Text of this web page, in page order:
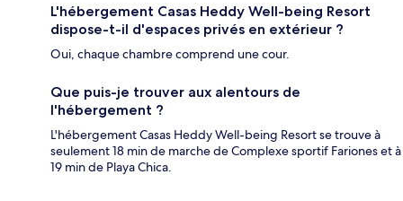
L'hébergement Casas Heddy Well-being Resort
dispose-t-il d'espaces privés en extérieur ?
Oui, chaque chambre comprend une cour.
Que puis-je trouver aux alentours de
l'hébergement ?
L'hébergement Casas Heddy Well-being Resort se trouve à
seulement 18 min de marche de Complexe sportif Fariones et à
19 min de Playa Chica.